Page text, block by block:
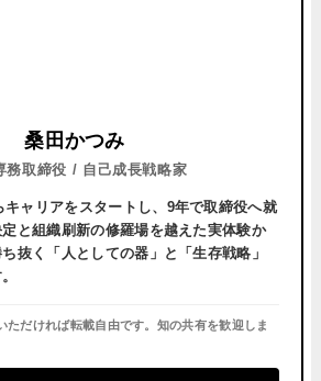
桑田かつみ
務取締役 / 自己成長戦略家
ャリアをスタートし、 9年で取締役へ就
と組織刷新の修羅場を越えた実体験か
抜く「人としての器」と「生存戦略」
だければ転載自由です。知の共有を歓迎しま